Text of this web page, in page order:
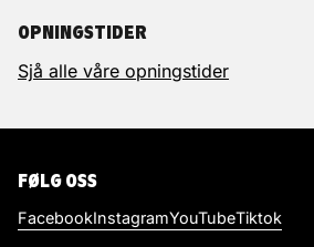
OPNINGSTIDER
Sjå alle våre opningstider
FØLG OSS
FacebookInstagramYouTubeTiktok